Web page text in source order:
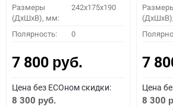
Размеры
(ДхШхВ), мм:
242x175x190
Полярность: 0
7 800 руб.
Цена без ECOном скидки:
8 300 руб.
7
Цена
8 300